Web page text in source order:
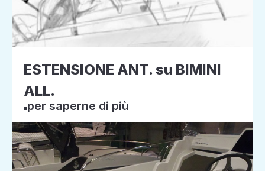
ESTENSIONE ANT. su BIMINI
ALL.
per saperne di più